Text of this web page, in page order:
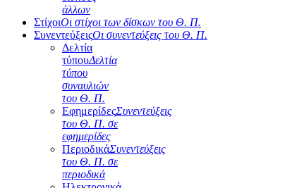
άλλων
ΣτίχοιΟι στίχοι των δίσκων του Θ. Π.
ΣυνεντεύξειςΟι συνεντεύξεις του Θ. Π.
Δελτία
τύπουΔελτία
τύπου
συναυλιών
του Θ. Π.
ΕφημερίδεςΣυνεντεύξεις
του Θ. Π. σε
εφημερίδες
ΠεριοδικάΣυνεντεύξεις
του Θ. Π. σε
περιοδικά